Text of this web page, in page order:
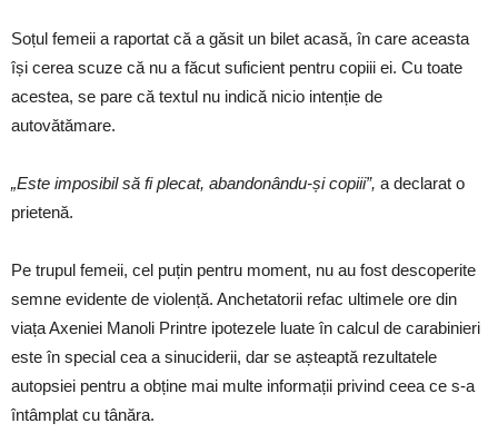
Soțul femeii a raportat că a găsit un bilet acasă, în care aceasta
își cerea scuze că nu a făcut suficient pentru copiii ei. Cu toate
acestea, se pare că textul nu indică nicio intenție de
autovătămare.
„Este imposibil să fi plecat, abandonându-și copiii”, a declarat o
prietenă.
Pe trupul femeii, cel puțin pentru moment, nu au fost descoperite
semne evidente de violență. Anchetatorii refac ultimele ore din
viața Axeniei Manoli Printre ipotezele luate în calcul de carabinieri
este în special cea a sinuciderii, dar se așteaptă rezultatele
autopsiei pentru a obține mai multe informații privind ceea ce s-a
întâmplat cu tânăra.